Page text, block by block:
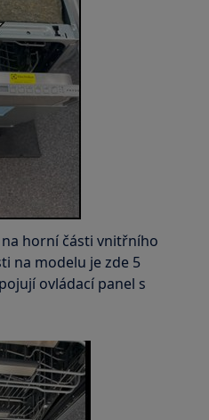
horní části vnitřního
na modelu je zde 5
ovládací panel s